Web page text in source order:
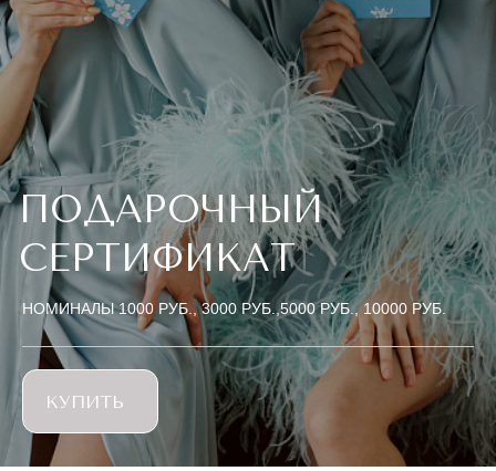
ПОДАРОЧНЫЙ
СЕРТИФИКАТ
НОМИНАЛЫ 1000 РУБ., 3000 РУБ.,5000 РУБ., 10000 РУБ.
КУПИТЬ